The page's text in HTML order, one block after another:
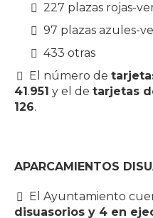
227 plazas rojas-
97 plazas azules-
433 otras
El número de
41 .951 y el de tarjetas
126.
APARCAMIENTOS
El Ayuntamiento
disuasorios y 4 en